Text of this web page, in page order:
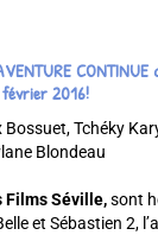
2016!
Bossuet, Tchéky
Blondeau
Films Séville,sont
et Sébastien 2,